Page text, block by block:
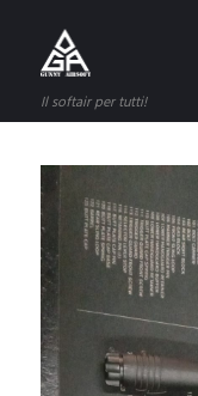
Il softair per tutti!